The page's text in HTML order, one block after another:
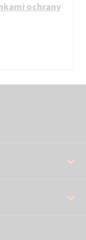
ochrany